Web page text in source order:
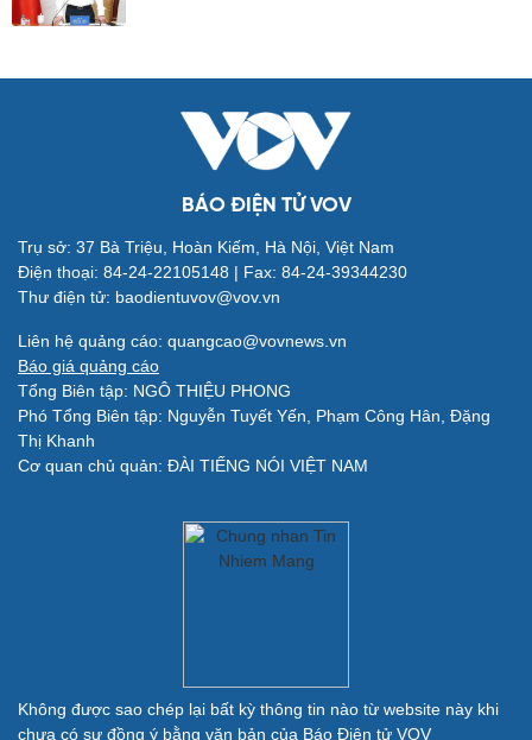
Công nghệ
Sức khỏe
Dinh dưỡng - món ngon
Cây thuốc
Sản phụ khoa
Nam khoa
Phòng mạch online
Ăn sạch sống khỏe
Đời sống
Nhà đẹp
Tình yêu - Gia đình
Blog
Sân khấu - Điện ảnh
Văn học
Âm nhạc
Di sản
Du lịch
Quân sự - Quốc phòng
BÁO ĐIỆN TỬ VOV
Trụ sở: 37 Bà Triệu, Hoàn Kiếm, Hà Nội, Việt Nam
Điện thoại: 84-24-22105148 | Fax: 84-24-39344230
Thư điện tử: baodientuvov@vov.vn
Liên hệ quảng cáo: quangcao@vovnews.vn
Báo giá quảng cáo
Tổng Biên tập: NGÔ THIỆU PHONG
Phó Tổng Biên tập: Nguyễn Tuyết Yến, Phạm Công Hân, Đặng
Thị Khanh
Cơ quan chủ quản: ĐÀI TIẾNG NÓI VIỆT NAM
Không được sao chép lại bất kỳ thông tin nào từ website này khi
chưa có sự đồng ý bằng văn bản của Báo Điện tử VOV